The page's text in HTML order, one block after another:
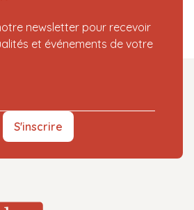
newsletter pour recevoir
et événements de votre
S'inscrire